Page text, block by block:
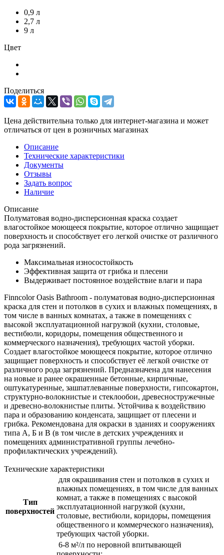
0,9 л
2,7 л
9 л
Цвет
Поделиться
Цена действительна только для интернет-магазина и может
отличаться от цен в розничных магазинах
Описание
Технические характеристики
Документы
Отзывы
Задать вопрос
Наличие
Описание
Полуматовая водно-дисперсионная краска создает
влагостойкое моющееся покрытие, которое отлично защищает
поверхность и способствует его легкой очистке от различного
рода загрязнений.
Максимальная износостойкость
Эффективная защита от грибка и плесени
Выдерживает постоянное воздействие влаги и пара
Finncolor Oasis Bathroom - полуматовая водно-дисперсионная
краска для стен и потолков в сухих и влажных помещениях, в
том числе в ванных комнатах, а также в помещениях с
высокой эксплуатационной нагрузкой (кухни, столовые,
вестибюли, коридоры, помещения общественного и
коммерческого назначения), требующих частой уборки.
Создает влагостойкое моющееся покрытие, которое отлично
защищает поверхность и способствует её легкой очистке от
различного рода загрязнений. Предназначена для нанесения
на новые и ранее окрашенные бетонные, кирпичные,
оштукатуренные, зашпатлеванные поверхности, гипсокартон,
структурно-волокнистые и стеклообои, древесностружечные
и древесно-волокнистые плиты. Устойчива к воздействию
пара и образованию конденсата, защищает от плесени и
грибка. Рекомендована для окраски в зданиях и сооружениях
типа А, Б и В (в том числе в детских учреждениях и
помещениях административной группы лечебно-
профилактических учреждений).
Технические характеристики
Тип
поверхностей
для окрашивания стен и потолков в сухих и
влажных помещениях, в том числе для ванных
комнат, а также в помещениях с высокой
эксплуатационной нагрузкой (кухни,
столовые, вестибюли, коридоры, помещения
общественного и коммерческого назначения),
требующих частой уборки.
6-8 м²/л по неровной впитывающей